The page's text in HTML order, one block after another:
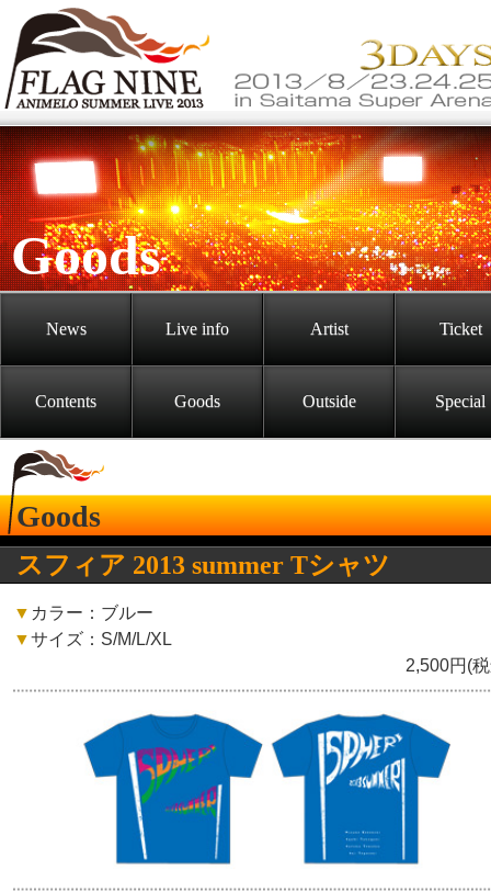
Goods
News Live info Artist Ticket
Contents Goods Outside Special
Goods
スフィア 2013 summer Tシャツ
▼ カラー：ブルー
▼サイズ：S/M/L/XL
2,500円(